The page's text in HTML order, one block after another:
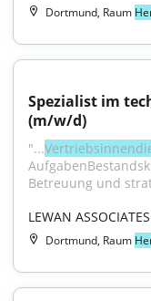
Dortmund, Raum
Spezialist im
(m/w/d)
"...
Betreuung und
LEWAN
Dortmund, Raum